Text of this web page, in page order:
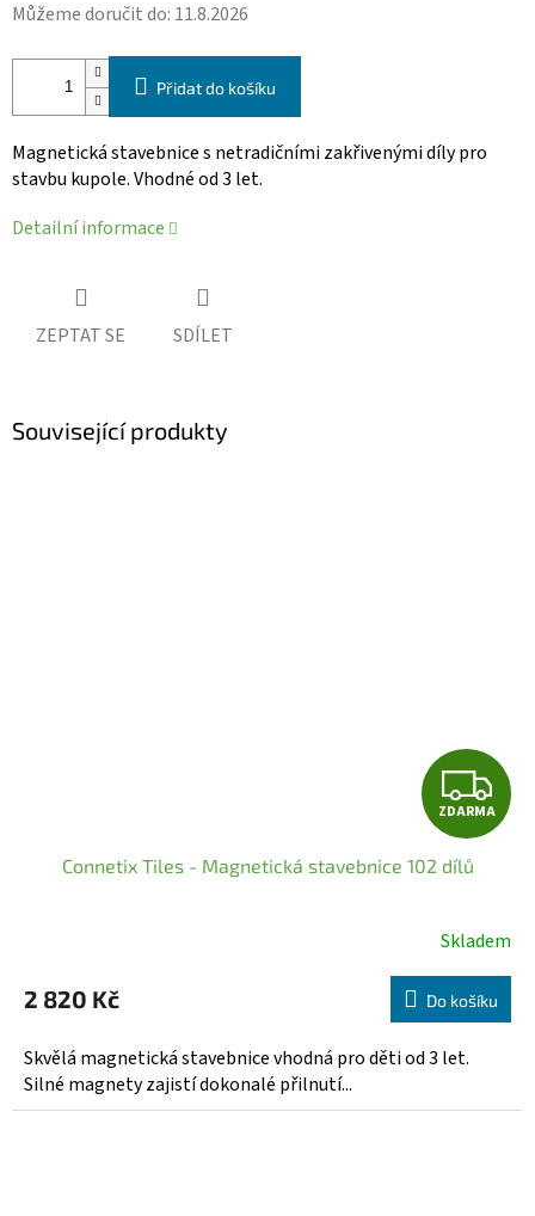
Můžeme doručit do: 11.8.2026
Přidat do košíku
Magnetická stavebnice s netradičními zakřivenými díly pro
stavbu kupole. Vhodné od 3 let.
Detailní informace
ZEPTAT SE SDÍLET
Související produkty
Z
D
R
M
A
ZDARMA
Connetix Tiles - Magnetická stavebnice 102 dílů
produktu
5,0
z
5
Skladem
2 820 Kč Do košíku
Skvělá magnetická stavebnice vhodná pro děti od 3 let.
Silné magnety zajistí dokonalé přilnutí...